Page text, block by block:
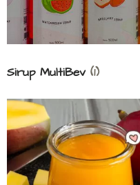
Sirup MultiBev (1)